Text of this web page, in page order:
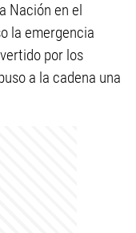
Nación en el
la emergencia
por los
a la cadena una